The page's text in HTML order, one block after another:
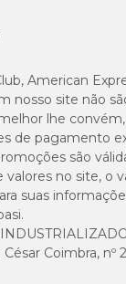
American
nosso site não
lhe
de pagamento
são
no site, o
suas
Coimbra, nº